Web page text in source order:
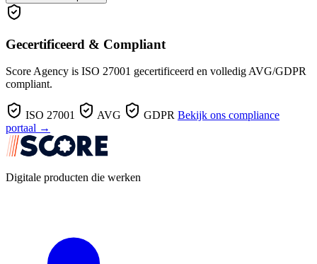
Gecertificeerd & Compliant
Score Agency is ISO 27001 gecertificeerd en volledig AVG/GDPR
compliant.
ISO 27001 AVG GDPR Bekijk ons compliance
portaal →
Digitale producten die werken